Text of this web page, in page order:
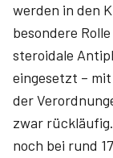
werden in den
besondere
steroidale
eingesetzt –
der
zwar
noch bei rund